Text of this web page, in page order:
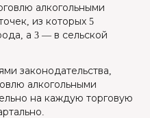
алкогольными
из которых 5
а 3 — в сельской
законодательства,
алкогольными
на каждую торговую